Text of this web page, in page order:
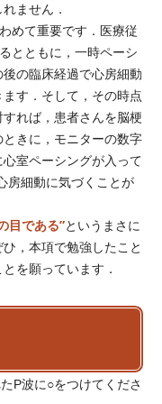
ません．
めて重要です．医療従
とともに，一時ペーシ
の臨床経過で心房細動
す．そして，その時点
れば，患者さんを脳梗
きに，モニターの数字
室ペーシングが入って
房細動に気づくことが
目である”というまさに
，本項で勉強したこと
を願っています．
P波に○をつけてくださ